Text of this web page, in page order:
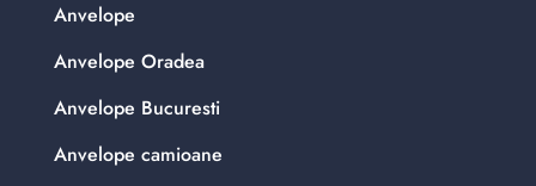
Anvelope
Anvelope Oradea
Anvelope Bucuresti
Anvelope camioane